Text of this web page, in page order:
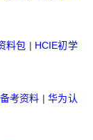
料包 | HCIE初学
考资料 |华为认